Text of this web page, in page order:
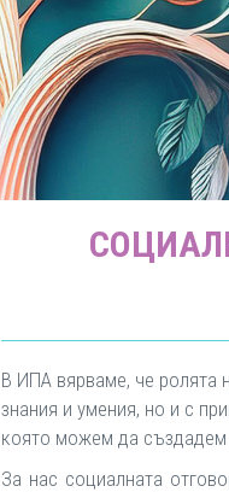
В ИПА вярваме, че ролята
знания и умения, но и с
която можем да създадем
За нас социалната